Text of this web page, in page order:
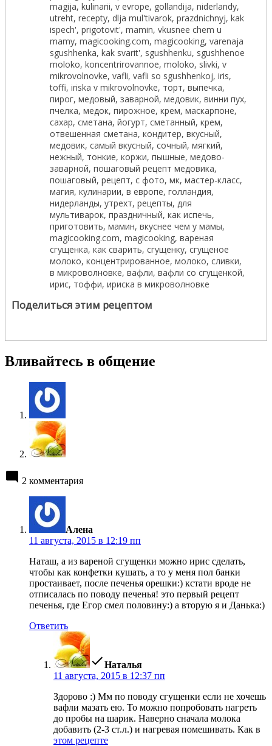
Поделиться этим рецептом
Вливайтесь в общение
2 комментария
Алена
11 августа, 2015 в 12:19 пп
Наташ, а из вареной сгущенки можно ирис сделать,
чтобы как конфетки кушать, а то у меня пол банки
простаивает, после печенья орешки:) кстати вроде не
отписалась по поводу печенья! это первый рецепт
печенья, где Егор смел половину:) а вторую я и Данька:)
Ответить
Наталья
11 августа, 2015 в 12:37 пп
Здорово :) Мм по поводу сгущенки если не хочешь
вафли мазать ею. То можно попробовать нагреть
до пробы на шарик. Наверно сначала молока
добавить (2-3 ст.л.) и нагревая помешивать. Как в
этом рецепте